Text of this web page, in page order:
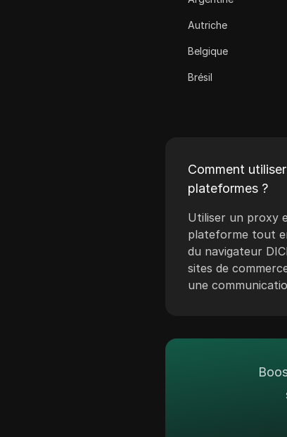
Dailymotion
Deezer
Discord
Disney+
eBay
Annonces Facebook
Autriche
Belgique
Brésil
République tchèque
Estonie
Finlande
Grèce
Islande
Comment
plateformes ?
Utiliser un proxy
plateforme tout
du navigateur
sites de
une